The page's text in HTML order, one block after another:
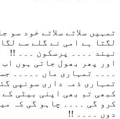
تمہیں سلاتے سلاتے خود سو
لگتا ہے امی نے گلے سے
نیند ۔۔۔۔ پرسکون ۔۔۔ !!
اور پھر بھول جاتی ہوں
۔۔۔۔ تمہاری ماں ۔۔۔۔۔
تمہاری ذمہ داری سونپی
کبھی تم بھی اپنی بیٹی
کرو گی ۔۔۔۔ چاہو گی کہ
دوں ۔۔۔۔ !!